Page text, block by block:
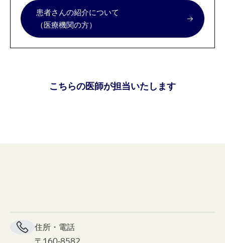
患者さんの紹介について
（医療機関の方）
こちらの医師が担当いたします
住所・電話